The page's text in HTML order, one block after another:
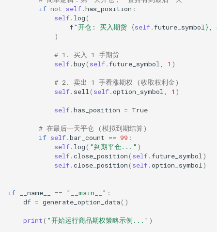
if not self.has_position :
self. log(
f"开仓: 买入期货 {self.future_symbol},
)
# 1. 买入 1 手期货
self.buy( self.future_symbol, 1 )
# 2. 卖出 1 手看涨期权 (收取权利金)
self. sell( self.option_symbol, 1 )
self.has_position = True
# 在最后一天平仓 (模拟到期结算)
if self.bar_count == 99 :
self. log( "到期平仓..." )
self.close_position( self.future_symbol)
self.close_position( self.option_symbol)
if __name__ == "__main__" :
df = generate_option_data()
print( "开始运行商品期权策略示例..." )